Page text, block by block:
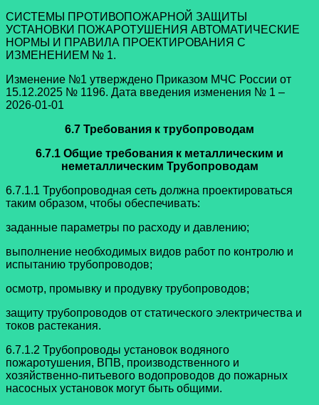
СИСТЕМЫ ПРОТИВОПОЖАРНОЙ ЗАЩИТЫ
УСТАНОВКИ ПОЖАРОТУШЕНИЯ АВТОМАТИЧЕСКИЕ
НОРМЫ И ПРАВИЛА ПРОЕКТИРОВАНИЯ С
ИЗМЕНЕНИЕМ № 1.
Изменение №1 утверждено Приказом МЧС России от
15.12.2025 № 1196. Дата введения изменения № 1 –
2026-01-01
6.7 Требования к трубопроводам
6.7.1 Общие требования к металлическим и
неметаллическим Трубопроводам
6.7.1.1 Трубопроводная сеть должна проектироваться
таким образом, чтобы обеспечивать:
заданные параметры по расходу и давлению;
выполнение необходимых видов работ по контролю и
испытанию трубопроводов;
осмотр, промывку и продувку трубопроводов;
защиту трубопроводов от статического электричества и
токов растекания.
6.7.1.2 Трубопроводы установок водяного
пожаротушения, ВПВ, производственного и
хозяйственно-питьевого водопроводов до пожарных
насосных установок могут быть общими.